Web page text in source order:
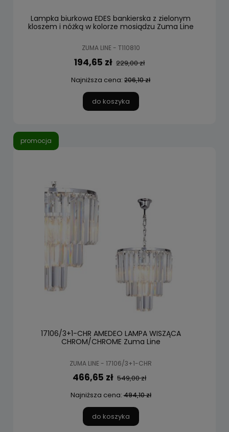
Lampka biurkowa EDES bankierska z zielonym
kloszem i nóżką w kolorze mosiądzu Zuma Line
ZUMA LINE - T110810
194,65 zł 229,00 zł
Najniższa cena: 206,10 zł
do koszyka
17106/3+1-CHR AMEDEO LAMPA WISZĄCA
CHROM/CHROME Zuma Line
ZUMA LINE - 17106/3+1-CHR
466,65 zł 549,00 zł
Najniższa cena:494,10 zł
do koszyka
promocja